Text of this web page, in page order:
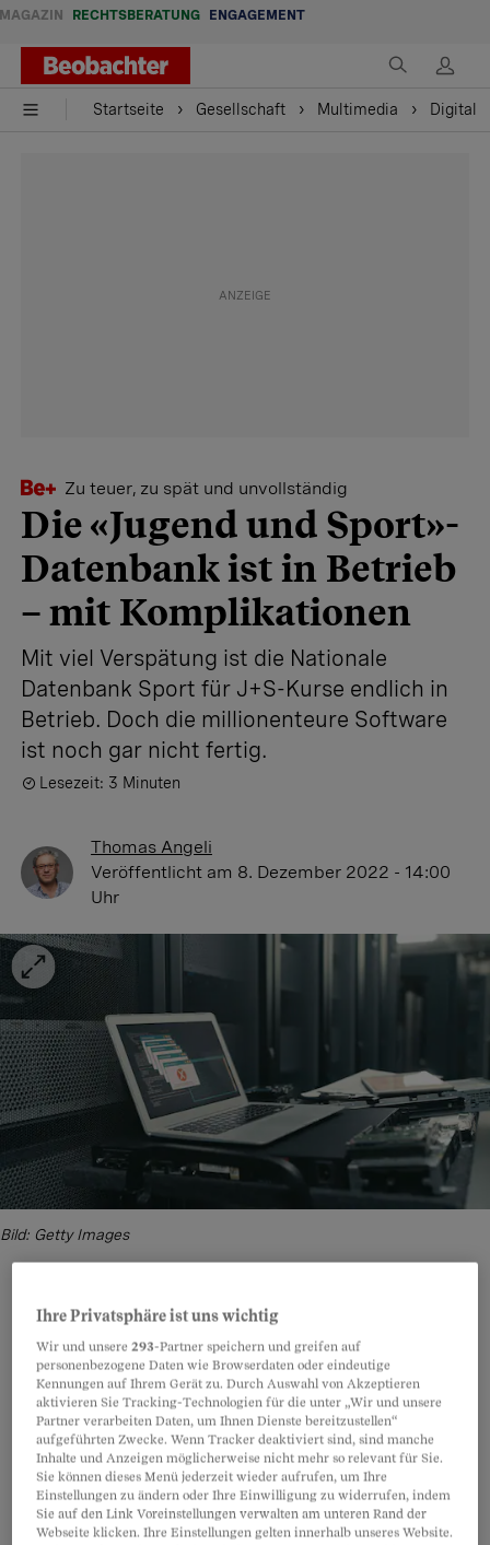
MAGAZIN RECHTSBERATUNG ENGAGEMENT
Startseite Gesellschaft Multimedia Digital
Zu teuer, zu spät und unvollständig
Die «Jugend und Sport»-
Datenbank ist in Betrieb
– mit Komplikationen
Mit viel Verspätung ist die Nationale
Datenbank Sport für J+S-Kurse endlich in
Betrieb. Doch die millionenteure Software
ist noch gar nicht fertig.
Lesezeit: 3 Minuten
Thomas Angeli
Veröffentlicht am 8. Dezember 2022 - 14:00
Uhr
Bild: Getty Images
Teilen Anhören Merken Kommentare
Artikel teilen
«Verheerend»: Mit diesem Wort schildert ein
Teilnehmer, was sich im September bei einem
zweitägigen Anlass des Bundesamts für Sport
(Baspo) im Zivilschutzzentrum Schwarzsee FR
abgespielt hat.
Ihre Privatsphäre ist uns wichtig
Wir und unsere293-Partner speichern und greifen auf
personenbezogene Daten wie Browserdaten oder eindeutige
Kennungen auf Ihrem Gerät zu. Durch Auswahl von Akzeptieren
aktivieren Sie Tracking-Technologien für die unter „Wir und unsere
Partner verarbeiten Daten, um Ihnen Dienste bereitzustellen“
aufgeführten Zwecke. Wenn Tracker deaktiviert sind, sind manche
Inhalte und Anzeigen möglicherweise nicht mehr so relevant für Sie.
Sie können dieses Menü jederzeit wieder aufrufen, um Ihre
Einstellungen zu ändern oder Ihre Einwilligung zu widerrufen, indem
Sie auf den Link Voreinstellungen verwalten am unteren Rand der
Webseite klicken. Ihre Einstellungen gelten innerhalb unseres Website.